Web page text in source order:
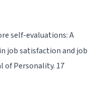
self-evaluations: A
job satisfaction and job
of Personality. 17